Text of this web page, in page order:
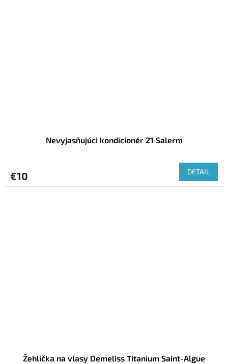
Nevyjasňujúci kondicionér 21 Salerm
€10 DETAIL
Žehlička na vlasy Demeliss Titanium Saint-Algue